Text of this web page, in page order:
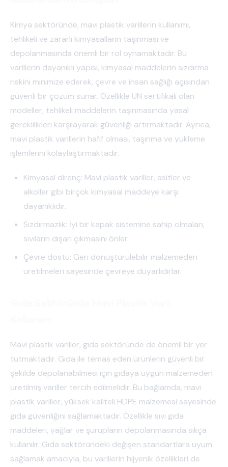
Kimya sektöründe, mavi plastik varillerin kullanımı,
tehlikeli ve zararlı kimyasalların taşınması ve
depolanmasında önemli bir rol oynamaktadır. Bu
varillerin dayanıklı yapısı, kimyasal maddelerin sızdırma
riskini minimize ederek, çevre ve insan sağlığı açısından
güvenli bir çözüm sunar. Özellikle UN sertifikalı olan
modeller, tehlikeli maddelerin taşınmasında yasal
gereklilikleri karşılayarak güvenliği artırmaktadır. Ayrıca,
mavi plastik varillerin hafif olması, taşınma ve yükleme
işlemlerini kolaylaştırmaktadır.
Kimyasal direnç: Mavi plastik variller, asitler ve
alkoller gibi birçok kimyasal maddeye karşı
dayanıklıdır.
Sızdırmazlık: İyi bir kapak sistemine sahip olmaları,
sıvıların dışarı çıkmasını önler.
Çevre dostu: Geri dönüştürülebilir malzemeden
üretilmeleri sayesinde çevreye duyarlıdırlar.
Mavi plastik variller, gıda sektöründe de önemli bir yer
tutmaktadır. Gıda ile temas eden ürünlerin güvenli bir
şekilde depolanabilmesi için gıdaya uygun malzemeden
üretilmiş variller tercih edilmelidir. Bu bağlamda, mavi
plastik variller, yüksek kaliteli HDPE malzemesi sayesinde
gıda güvenliğini sağlamaktadır. Özellikle sıvı gıda
maddeleri, yağlar ve şurupların depolanmasında sıkça
kullanılır. Gıda sektöründeki değişen standartlara uyum
sağlamak amacıyla, bu varillerin hijyenik özellikleri de